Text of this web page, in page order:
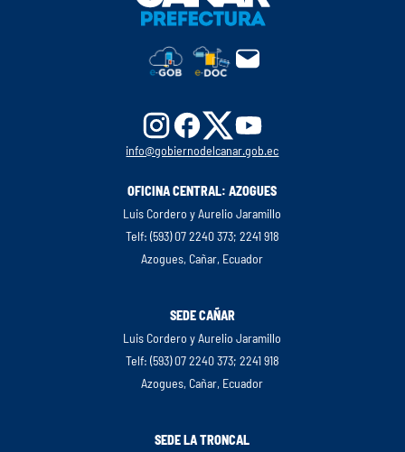
info@gobiernodelcanar.gob.ec
OFICINA CENTRAL: AZOGUES
Luis Cordero y Aurelio Jaramillo
Telf: (593) 07 2240 373; 2241 918
Azogues, Cañar, Ecuador
SEDE CAÑAR
Luis Cordero y Aurelio Jaramillo
Telf: (593) 07 2240 373; 2241 918
Azogues, Cañar, Ecuador
SEDE LA TRONCAL